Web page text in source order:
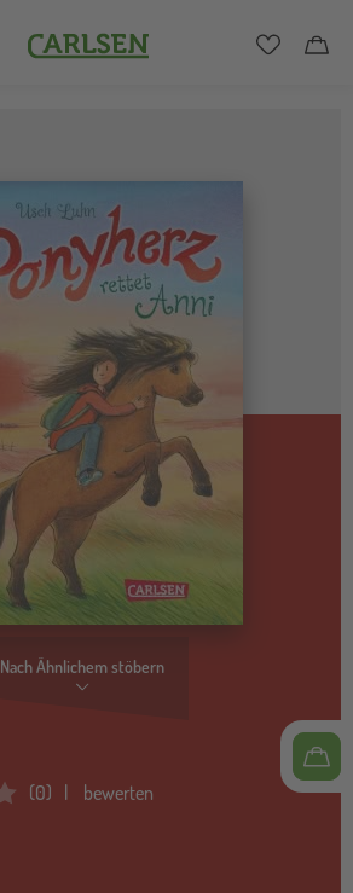
Carlsen
Nach Ähnlichem stöbern
(0) bewerten